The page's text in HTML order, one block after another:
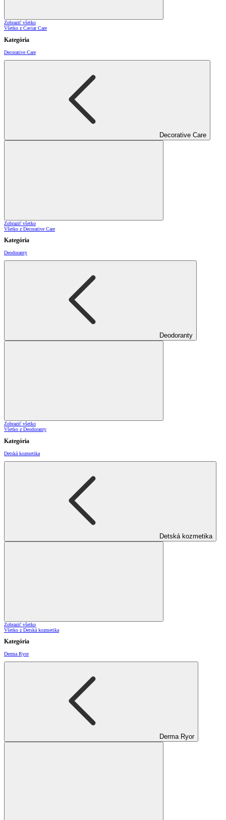
Zobraziť všetko
Všetko z Caviar Care
Kategória
Decorative Care
Decorative Care
Zobraziť všetko
Všetko z Decorative Care
Kategória
Deodoranty
Deodoranty
Zobraziť všetko
Všetko z Deodoranty
Kategória
Detská kozmetika
Detská kozmetika
Zobraziť všetko
Všetko z Detská kozmetika
Kategória
Derma Ryor
Derma Ryor